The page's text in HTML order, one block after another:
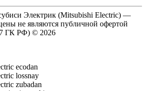
Электрик (Mitsubishi Electric) —
не являются публичной офертой
ГК РФ) © 2026